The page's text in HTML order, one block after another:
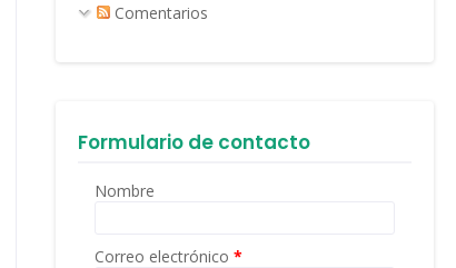
Comentarios
Formulario de contacto
Nombre
Correo electrónico *